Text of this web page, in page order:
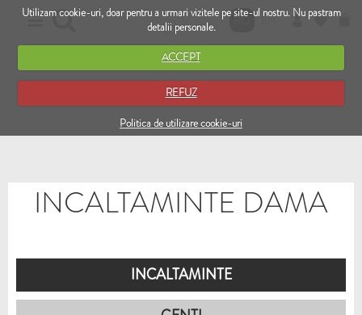
Utilizam cookie-uri, doar pentru a urmari vizitele pe site-ul nostru. Nu pastram
detalii personale.
ACCEPT
REFUZ
Politica de utilizare cookie-uri
RO EN
INCALTAMINTE DAMA
INCALTAMINTE